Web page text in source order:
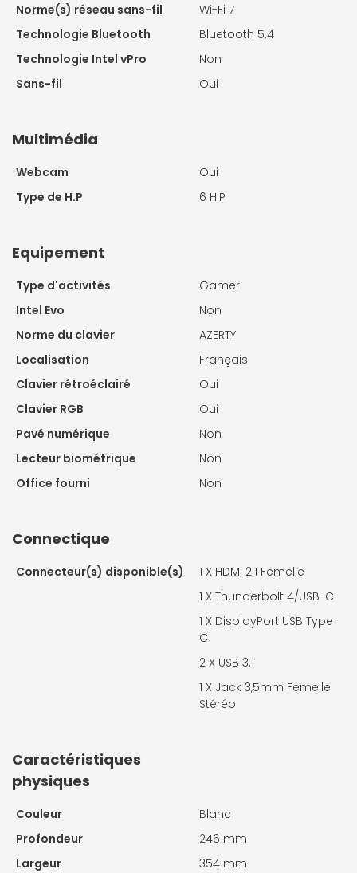
Norme(s) réseau sans-fil
Wi-Fi 7
Technologie Bluetooth
Bluetooth 5.4
Technologie Intel vPro
Non
Sans-fil
Oui
Multimédia
Webcam
Oui
Type de H.P
6 H.P
Equipement
Type d'activités
Gamer
Intel Evo
Non
Norme du clavier
AZERTY
Localisation
Français
Clavier rétroéclairé
Oui
Clavier RGB
Oui
Pavé numérique
Non
Lecteur biométrique
Non
Office fourni
Non
Connectique
Connecteur(s) disponible(s) 1 X HDMI 2.1 Femelle
1 X Thunderbolt 4/USB-C
1 X DisplayPort USB Type
C
2 X USB 3.1
1 X Jack 3,5mm Femelle
Stéréo
Caractéristiques
physiques
Couleur
Blanc
Profondeur
246 mm
Largeur
354 mm